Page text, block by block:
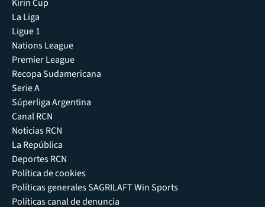
Kirin Cup
La Liga
Ligue 1
Nations League
Premier League
Recopa Sudamericana
Serie A
Súperliga Argentina
Canal RCN
Noticias RCN
La República
Deportes RCN
Política de cookies
Políticas generales SAGRILAFT Win Sports
Políticas canal de denuncia